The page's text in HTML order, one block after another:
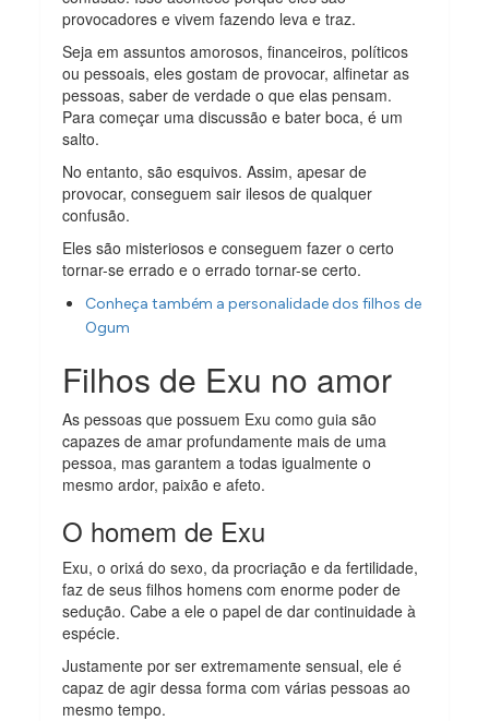
provocadores e vivem fazendo leva e traz.
Seja em assuntos amorosos, financeiros, políticos
ou pessoais, eles gostam de provocar, alfinetar as
pessoas, saber de verdade o que elas pensam.
Para começar uma discussão e bater boca, é um
salto.
No entanto, são esquivos. Assim, apesar de
provocar, conseguem sair ilesos de qualquer
confusão.
Eles são misteriosos e conseguem fazer o certo
tornar-se errado e o errado tornar-se certo.
Conheça também a personalidade dos filhos de
Ogum
Filhos de Exu no amor
As pessoas que possuem Exu como guia são
capazes de amar profundamente mais de uma
pessoa, mas garantem a todas igualmente o
mesmo ardor, paixão e afeto.
O homem de Exu
Exu, o orixá do sexo, da procriação e da fertilidade,
faz de seus filhos homens com enorme poder de
sedução. Cabe a ele o papel de dar continuidade à
espécie.
Justamente por ser extremamente sensual, ele é
capaz de agir dessa forma com várias pessoas ao
mesmo tempo.